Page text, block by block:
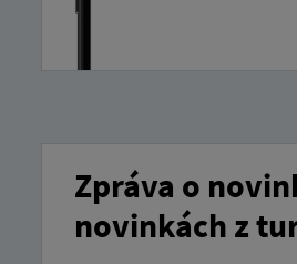
Zpráva o
novinkách z